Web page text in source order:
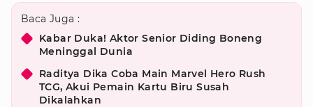
Baca Juga :
Kabar Duka! Aktor Senior Diding Boneng
Meninggal Dunia
Raditya Dika Coba Main Marvel Hero Rush
TCG, Akui Pemain Kartu Biru Susah
Dikalahkan